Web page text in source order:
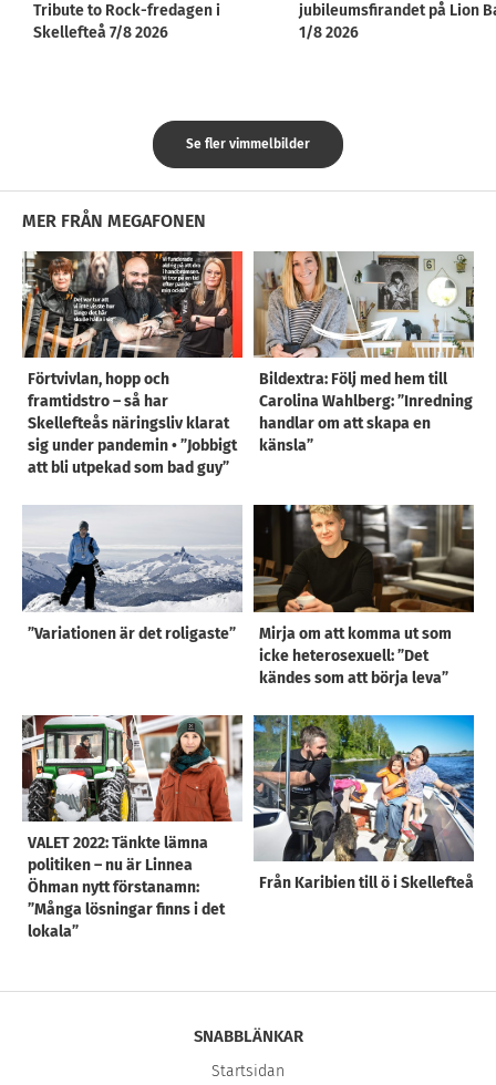
Tribute to Rock-fredagen i
Skellefteå 7/8 2026
jubileumsfirandet på Lion
1/8 2026
Se fler vimmelbilder
MER FRÅN MEGAFONEN
Förtvivlan, hopp och
framtidstro – så har
Skellefteås näringsliv klarat
sig under pandemin • ”Jobbigt
att bli utpekad som bad guy”
Bildextra: Följ med hem till
Carolina Wahlberg: ”Inredning
handlar om att skapa en
känsla”
”Variationen är det roligaste”
Mirja om att komma ut som
icke heterosexuell: ”Det
kändes som att börja leva”
VALET 2022: Tänkte lämna
politiken – nu är Linnea
Öhman nytt förstanamn:
”Många lösningar finns i det
lokala”
Från Karibien till ö i Skellefteå
SNABBLÄNKAR
Startsidan